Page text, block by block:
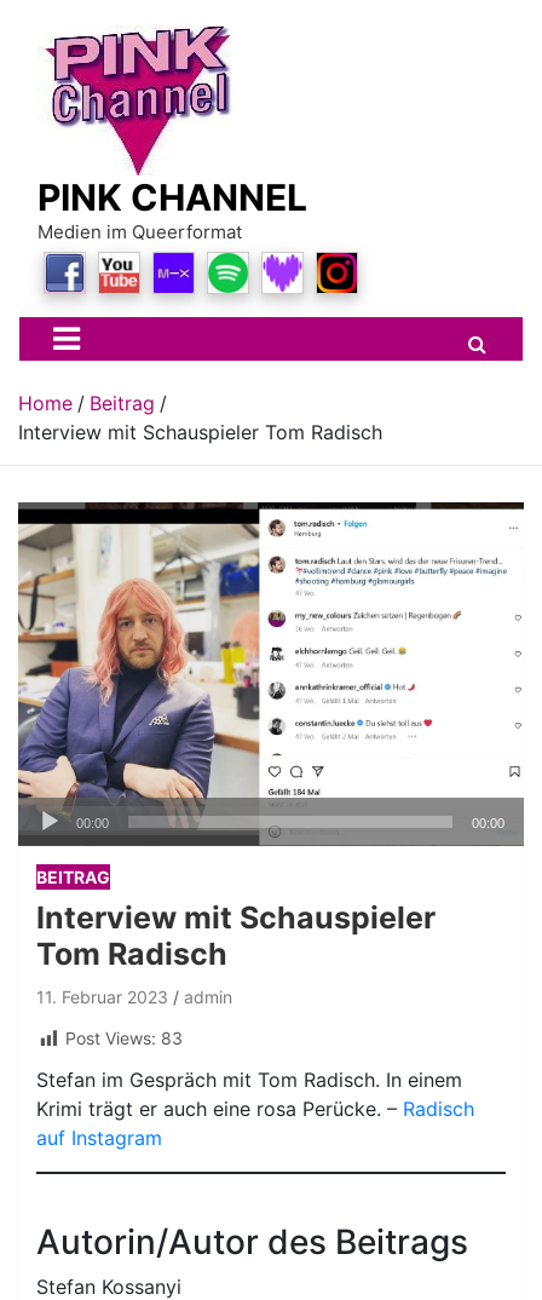
content
PINK CHANNEL
Medien im Queerformat
Home
Beitrag
Interview mit Schauspieler Tom Radisch
Audio-
Player
00:00 00:00
BEITRAG
Interview mit Schauspieler
Tom Radisch
11. Februar 2023
admin
Post Views: 83
Stefan im Gespräch mit Tom Radisch. In einem
Krimi trägt er auch eine rosa Perücke. – Radisch
auf Instagram
Autorin/Autor des Beitrags
Stefan Kossanyi